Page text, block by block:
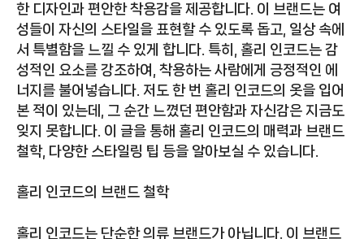
한 디자인과 편안한 착용감을 제공합니다. 이 브랜드는 여
성들이 자신의 스타일을 표현할 수 있도록 돕고, 일상 속에
서 특별함을 느낄 수 있게 합니다. 특히, 홀리 인코드는 감
성적인 요소를 강조하여, 착용하는 사람에게 긍정적인 에
너지를 불어넣습니다. 저도 한 번 홀리 인코드의 옷을 입어
본 적이 있는데, 그 순간 느꼈던 편안함과 자신감은 지금도
잊지 못합니다. 이 글을 통해 홀리 인코드의 매력과 브랜드
철학, 다양한 스타일링 팁 등을 알아보실 수 있습니다.
홀리 인코드의 브랜드 철학
홀리 인코드는 단순한 의류 브랜드가 아닙니다. 이 브랜드